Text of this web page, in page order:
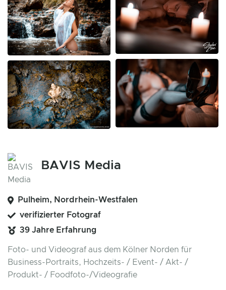
BAVIS Media
Pulheim, Nordrhein-Westfalen
verifizierter Fotograf
39 Jahre Erfahrung
Foto- und Videograf aus dem Kölner Norden für
Business-Portraits, Hochzeits- / Event- / Akt- /
Produkt- / Foodfoto-/Videografie